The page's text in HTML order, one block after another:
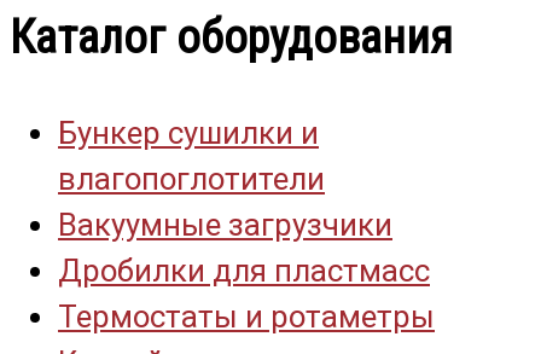
Каталог оборудования
Бункер сушилки и
влагопоглотители
Вакуумные загрузчики
Дробилки для пластмасс
Термостаты и ротаметры